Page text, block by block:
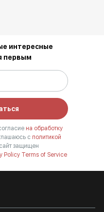
интересные
первым
на обработку
с политикой
защищен
Policy Terms of Service